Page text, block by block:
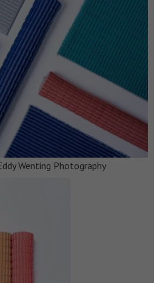
Wenting Photography